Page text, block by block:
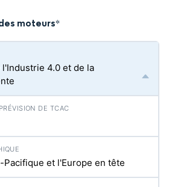
moteurs*
4.0 et de la
Pacifique et l'Europe en tête